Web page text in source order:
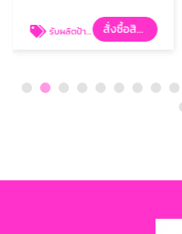
รับผลิตป้ายพิมพ์ซาตินดิจิตอล สั่งซื้อสินค้า